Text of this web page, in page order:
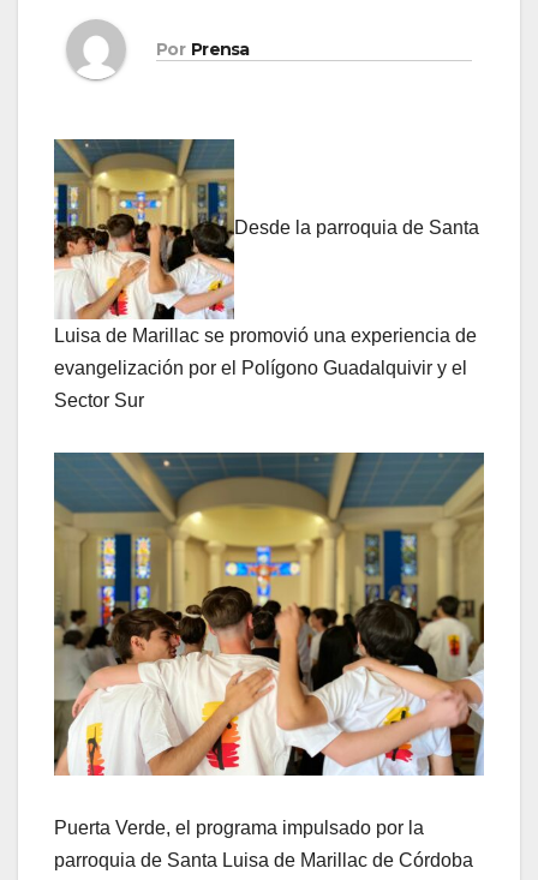
Por Prensa
Desde la parroquia de Santa
Luisa de Marillac se promovió una experiencia de
evangelización por el Polígono Guadalquivir y el
Sector Sur
Puerta Verde, el programa impulsado por la
parroquia de Santa Luisa de Marillac de Córdoba